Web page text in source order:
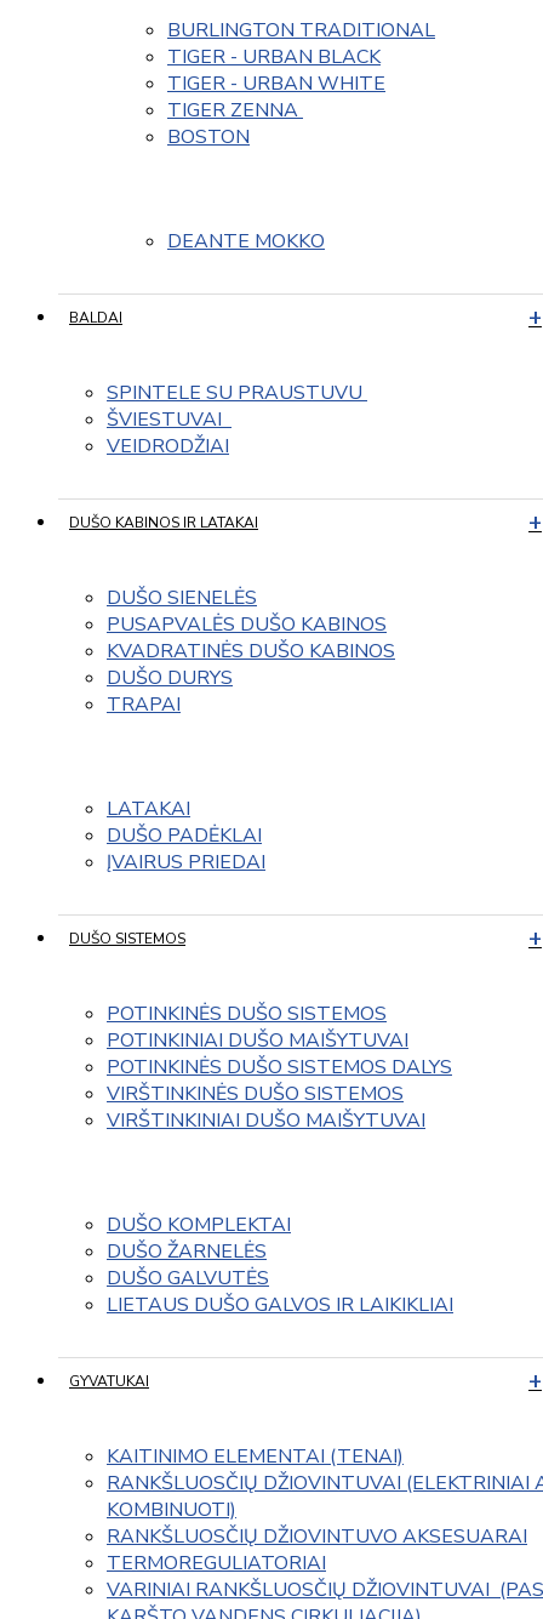
BURLINGTON TRADITIONAL
TIGER - URBAN BLACK
TIGER - URBAN WHITE
TIGER ZENNA
BOSTON
DEANTE MOKKO
BALDAI
SPINTELE SU PRAUSTUVU
ŠVIESTUVAI
VEIDRODŽIAI
DUŠO KABINOS IR LATAKAI
DUŠO SIENELĖS
PUSAPVALĖS DUŠO KABINOS
KVADRATINĖS DUŠO KABINOS
DUŠO DURYS
TRAPAI
LATAKAI
DUŠO PADĖKLAI
ĮVAIRUS PRIEDAI
DUŠO SISTEMOS
POTINKINĖS DUŠO SISTEMOS
POTINKINIAI DUŠO MAIŠYTUVAI
POTINKINĖS DUŠO SISTEMOS DALYS
VIRŠTINKINĖS DUŠO SISTEMOS
VIRŠTINKINIAI DUŠO MAIŠYTUVAI
DUŠO KOMPLEKTAI
DUŠO ŽARNELĖS
DUŠO GALVUTĖS
LIETAUS DUŠO GALVOS IR LAIKIKLIAI
GYVATUKAI
KAITINIMO ELEMENTAI (TENAI)
RANKŠLUOSČIŲ DŽIOVINTUVAI (ELEKTRINIAI
KOMBINUOTI)
RANKŠLUOSČIŲ DŽIOVINTUVO AKSESUARAI
TERMOREGULIATORIAI
VARINIAI RANKŠLUOSČIŲ DŽIOVINTUVAI